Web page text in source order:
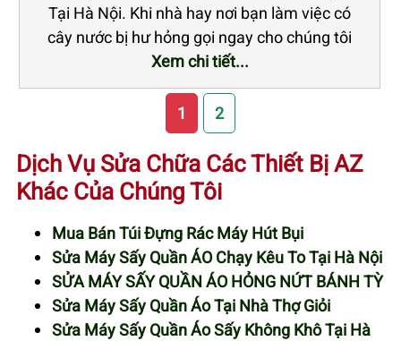
Tại Hà Nội. Khi nhà hay nơi bạn làm việc có
cây nước bị hư hỏng gọi ngay cho chúng tôi
Xem chi tiết...
1 2
Dịch Vụ Sửa Chữa Các Thiết Bị AZ
Khác Của Chúng Tôi
Mua Bán Túi Đựng Rác Máy Hút Bụi
Sửa Máy Sấy Quần ÁO Chạy Kêu To Tại Hà Nội
SỬA MÁY SẤY QUẦN ÁO HỎNG NỨT BÁNH TỲ
Sửa Máy Sấy Quần Áo Tại Nhà Thợ Giỏi
Sửa Máy Sấy Quần Áo Sấy Không Khô Tại Hà